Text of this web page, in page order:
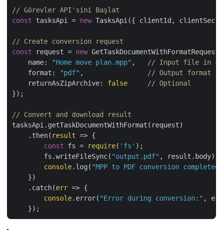
// Görevler API'sini Başlat
const tasksApi = new TasksApi({ clientId,
// Create conversion request
const request = new
name: "Home move plan.mpp" ,
// Input file in
format : "pdf" ,
// Output format
returnAsZipArchive: false
// Optional
});
// Convert and download result
tasksApi.getTaskDocumentWithFormat(request)
    .then(
result => {
const fs = require( 'fs' );
        fs.writeFileSync(
"output.pdf" , result.body);
console.log( "MPP to PDF conversion
    })
    .catch(
err => {
console.error( "Error during conversion:" ,